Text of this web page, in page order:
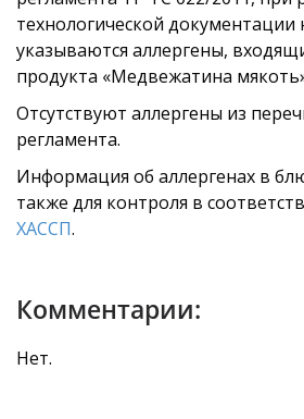
технологической документации
указываются аллергены,
продукта «Медвежатина
Отсутствуют аллергены из
регламента.
Информация об аллергенах в
также для контроля в
ХАССП.
Комментарии:
Нет.